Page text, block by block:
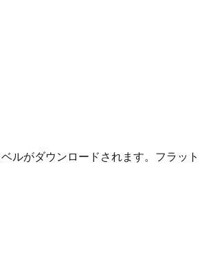
ルがダウンロードされます。フラッ